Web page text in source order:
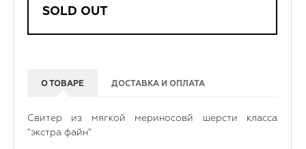
SOLD OUT
О ТОВАРЕ ДОСТАВКА И ОПЛАТА
Свитер из мягкой мериносовй шерсти класса
"экстра файн"